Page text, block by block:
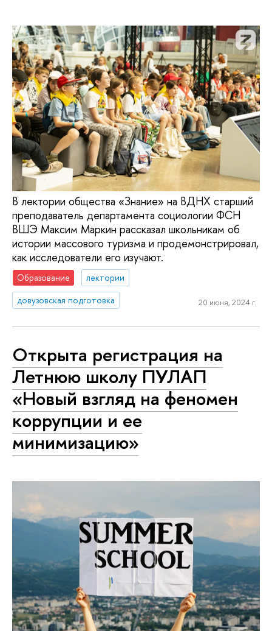
В лектории общества «Знание» на ВДНХ старший
преподаватель департамента социологии ФСН
ВШЭ Максим Маркин рассказал школьникам об
истории массового туризма и продемонстрировал,
как исследователи его изучают.
Образование
лектории
довузовская подготовка
20 июня, 2024 г.
Открыта регистрация на
Летнюю школу ПУЛАП
«Новый взгляд на феномен
коррупции и ее
минимизацию»